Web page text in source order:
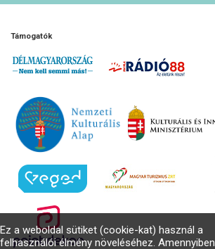
Támogatók
Ez a weboldal sütiket (cookie-kat) használ a
felhasználói élmény növeléséhez. Amennyiben